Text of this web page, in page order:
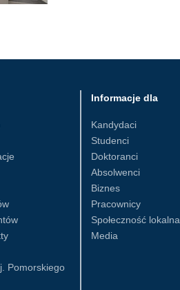
Pomorskiego
Informacje dla
Kandydaci
Studenci
Doktoranci
Absolwenci
Biznes
Pracownicy
Społeczność lokalna
Media